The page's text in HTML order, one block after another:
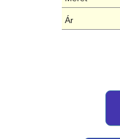
Ár